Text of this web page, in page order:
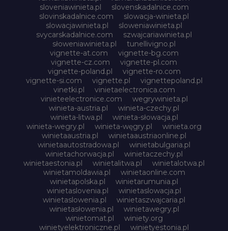
sloveniawinieta.pl
slovenskadalnice.com
slovinskadalnice.com
slowacja-winieta.pl
slowacjawinieta.pl
sloweniawinieta.pl
svycarskadalnice.com
szwajcariawinieta.pl
słoweniawinieta.pl
tunellivigno.pl
vignette-at.com
vignette-bg.com
vignette-cz.com
vignette-pl.com
vignette-poland.pl
vignette-ro.com
vignette-si.com
vignette.pl
vignettepoland.pl
vinetki.pl
vinietaelectronica.com
vinieteelectronice.com
wegrywinieta.pl
winieta-austria.pl
winieta-czechy.pl
winieta-litwa.pl
winieta-słowacja.pl
winieta-wegry.pl
winieta-węgry.pl
winieta.org
winietaaustria.pl
winietaaustriaonline.pl
winietaautostradowa.pl
winietabulgaria.pl
winietachorwacja.pl
winietaczechy.pl
winietaestonia.pl
winietalitwa.pl
winietalotwa.pl
winietamoldawia.pl
winietaonline.com
winietapolska.pl
winietarumunia.pl
winietaslovenia.pl
winietaslowacja.pl
winietaslowenia.pl
winietaszwajcaria.pl
winietasłowenia.pl
winietawegry.pl
winietomat.pl
winiety.org
winietyelektroniczne.pl
winietyestonia.pl